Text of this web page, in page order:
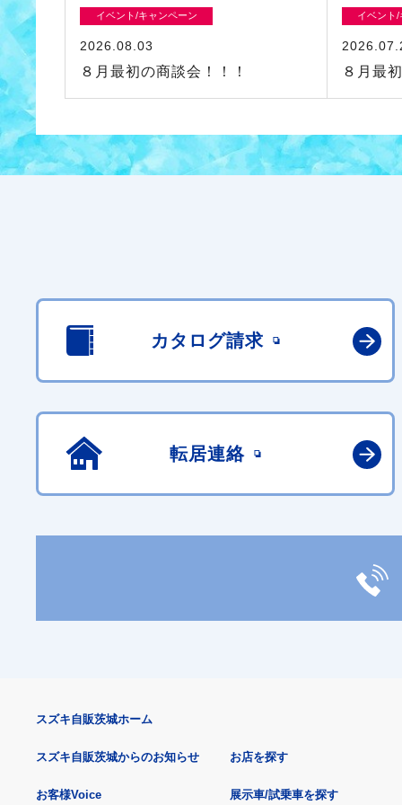
イベント/キャンペーン
2026.08.03
８月最初の商談会！！！
イベント
８月最
カタログ請求
転居連絡
スズキ自販茨城ホーム
スズキ自販茨城からのお知らせ
お客様Voice
お店を探す
展示車/試乗車を探す